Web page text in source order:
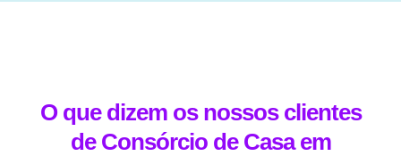
O que dizem os nossos clientes
de Consórcio de Casa em